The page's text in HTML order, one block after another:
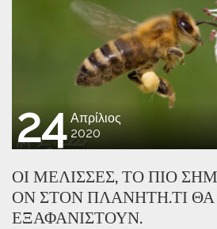
24 Απρίλιος
2020
ΟΙ ΜΈΛΙΣΣΕΣ, ΤΟ ΠΙΟ
ΌΝ ΣΤΟΝ ΠΛΑΝΉΤΗ.ΤΙ
ΕΞΑΦΑΝΙΣΤΟΎΝ.